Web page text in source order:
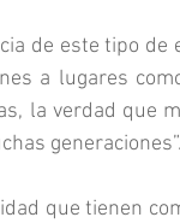
de este tipo de
a lugares
la verdad que
que tienen